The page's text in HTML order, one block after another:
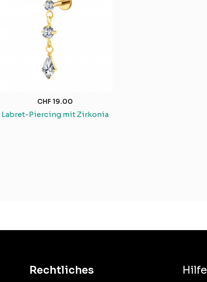
CHF19.00
Labret-Piercing mit Zirkonia
Rechtliches Hilfe